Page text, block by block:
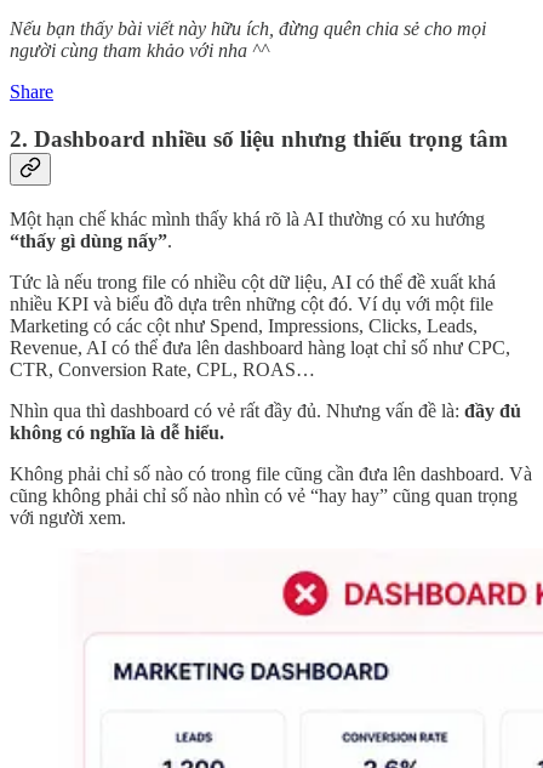
Nếu bạn thấy bài viết này hữu ích, đừng quên chia sẻ cho mọi
người cùng tham khảo với nha ^^
Share
2. Dashboard nhiều số liệu nhưng thiếu trọng tâm
Một hạn chế khác mình thấy khá rõ là AI thường có xu hướng
“thấy gì dùng nấy”.
Tức là nếu trong file có nhiều cột dữ liệu, AI có thể đề xuất khá
nhiều KPI và biểu đồ dựa trên những cột đó. Ví dụ với một file
Marketing có các cột như Spend, Impressions, Clicks, Leads,
Revenue, AI có thể đưa lên dashboard hàng loạt chỉ số như CPC,
CTR, Conversion Rate, CPL, ROAS…
Nhìn qua thì dashboard có vẻ rất đầy đủ. Nhưng vấn đề là: đầy đủ
không có nghĩa là dễ hiểu.
Không phải chỉ số nào có trong file cũng cần đưa lên dashboard. Và
cũng không phải chỉ số nào nhìn có vẻ “hay hay” cũng quan trọng
với người xem.